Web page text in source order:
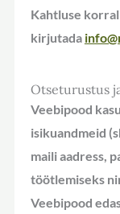
Kahtluse
kirjutada
Otseturustus
Veebipood
isikuandmeid
maili aadress,
töötlemiseks
Veebipood